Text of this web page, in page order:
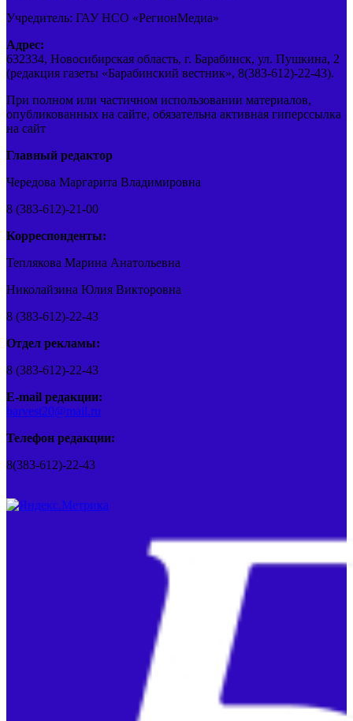
Учредитель: ГАУ НСО «РегионМедиа»
Адрес:
632334, Новосибирская область, г. Барабинск, ул. Пушкина, 2
(редакция газеты «Барабинский вестник», 8(383-612)-22-43).
При полном или частичном использовании материалов,
опубликованных на сайте, обязательна активная гиперссылка
на сайт
Главный редактор
Чередова Маргарита Владимировна
8 (383-612)-21-00
Корреспонденты:
Теплякова Марина Анатольевна
Николайзина Юлия Викторовна
8 (383-612)-22-43
Отдел рекламы:
8 (383-612)-22-43
E-mail редакции:
barvest20@mail.ru
Телефон редакции:
8(383-612)-22-43